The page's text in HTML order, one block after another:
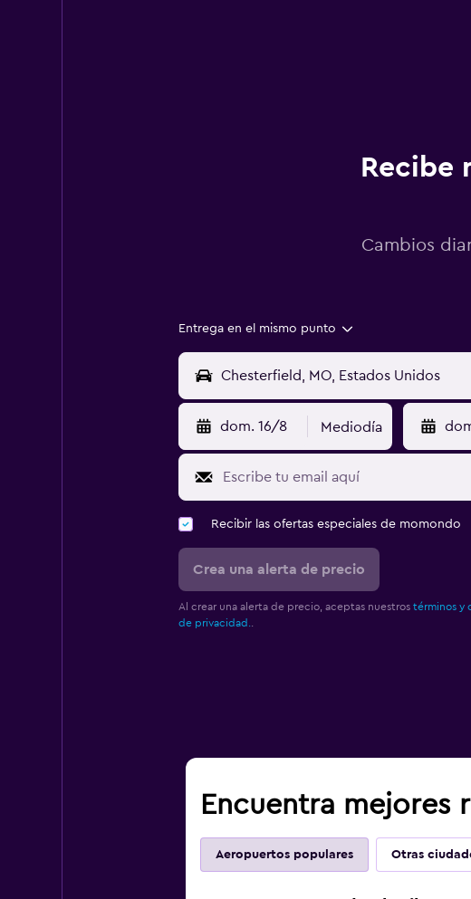
Recibe
Cambios
Entrega en el mismo punto
dom. 16/8 Mediodía
Recibir las ofertas especiales de momondo
Crea una alerta de precio
Al crear una alerta de precio, aceptas nuestros términos y
de privacidad.
Encuentra mejores
Aeropuertos populares Otras